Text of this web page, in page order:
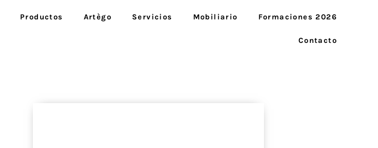
Productos Artègo Servicios Mobiliario Formaciones 2026
Contacto